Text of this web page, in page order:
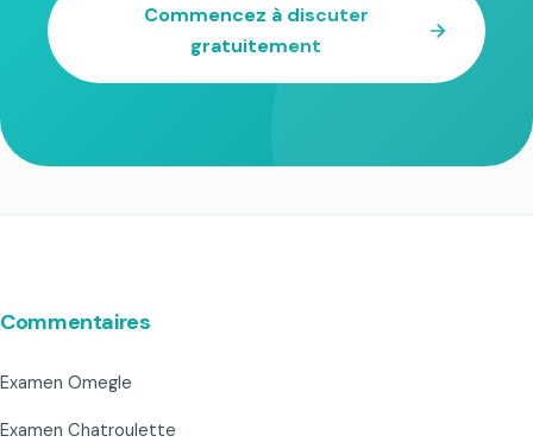
Commencez à discuter
gratuitement
Commentaires
Examen Omegle
Examen Chatroulette